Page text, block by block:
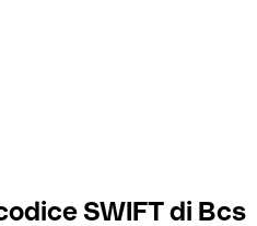
SWIFT di Bcs